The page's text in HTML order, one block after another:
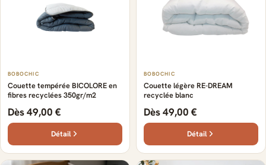
BOBOCHIC
Couette tempérée BICOLORE en
fibres recyclées 350gr/m2
Dès 49,00 €
Détail
BOBOCHIC
Couette légère RE-DREAM
recyclée blanc
Dès 49,00 €
Détail